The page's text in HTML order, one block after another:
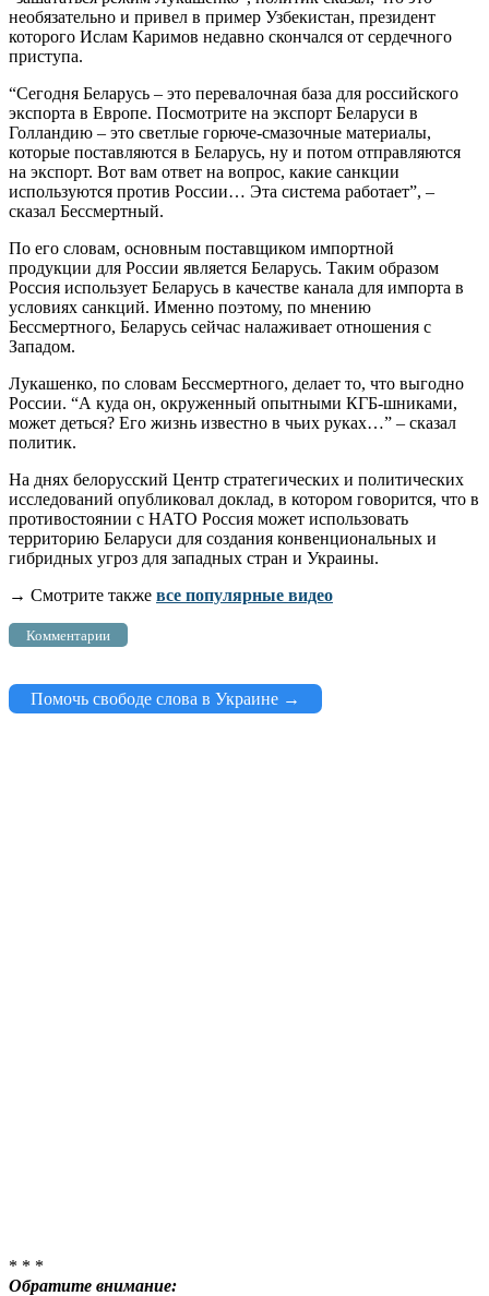
необязательно и привел в пример Узбекистан, президент
которого Ислам Каримов недавно скончался от сердечного
приступа.
“Сегодня Беларусь – это перевалочная база для российского
экспорта в Европе. Посмотрите на экспорт Беларуси в
Голландию – это светлые горюче-смазочные материалы,
которые поставляются в Беларусь, ну и потом отправляются
на экспорт. Вот вам ответ на вопрос, какие санкции
используются против России… Эта система работает”, –
сказал Бессмертный.
По его словам, основным поставщиком импортной
продукции для России является Беларусь. Таким образом
Россия использует Беларусь в качестве канала для импорта в
условиях санкций. Именно поэтому, по мнению
Бессмертного, Беларусь сейчас налаживает отношения с
Западом.
Лукашенко, по словам Бессмертного, делает то, что выгодно
России. “А куда он, окруженный опытными КГБ-шниками,
может деться? Его жизнь известно в чьих руках…” – сказал
политик.
На днях белорусский Центр стратегических и политических
исследований опубликовал доклад, в котором говорится, что в
противостоянии c НАТО Россия может использовать
территорию Беларуси для создания конвенциональных и
гибридных угроз для западных стран и Украины.
→ Смотрите также все популярные видео
Комментарии
Помочь свободе слова в Украине →
* * *
Обратите внимание: